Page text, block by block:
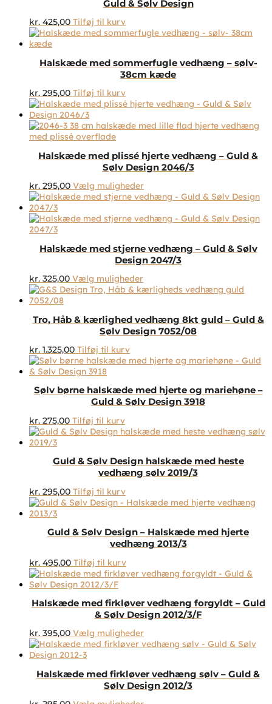
Guld & Sølv Design
kr. 425,00 Tilføj til kurv
Halskæde med sommerfugle vedhæng – sølv-
38cm kæde
kr. 295,00 Tilføj til kurv
Halskæde med plissé hjerte vedhæng – Guld &
Sølv Design 2046/3
kr. 295,00 Vælg mulighederDette
vare
flere
kan
vælges
varesiden
Halskæde med stjerne vedhæng – Guld & Sølv
Design 2047/3
kr. 325,00 Vælg mulighederDette
vare
varianter.
Mulighederne
vælges
på
Tro, Håb & kærlighed vedhæng 8kt guld – Guld &
Sølv Design 7052/08
kr. 1.325,00 Tilføj til kurv
Sølv børne halskæde med hjerte og mariehøne –
Guld & Sølv Design 3918
kr. 275,00 Tilføj til kurv
Guld & Sølv Design halskæde med heste
vedhæng sølv 2019/3
kr. 295,00 Tilføj til kurv
Guld & Sølv Design – Halskæde med hjerte
vedhæng 2013/3
kr. 495,00 Tilføj til kurv
Halskæde med firkløver vedhæng forgyldt – Guld
& Sølv Design 2012/3/F
kr. 395,00 Vælg mulighederDette
vare
varianter.
Mulighederne
Halskæde med firkløver vedhæng sølv – Guld &
Sølv Design 2012/3